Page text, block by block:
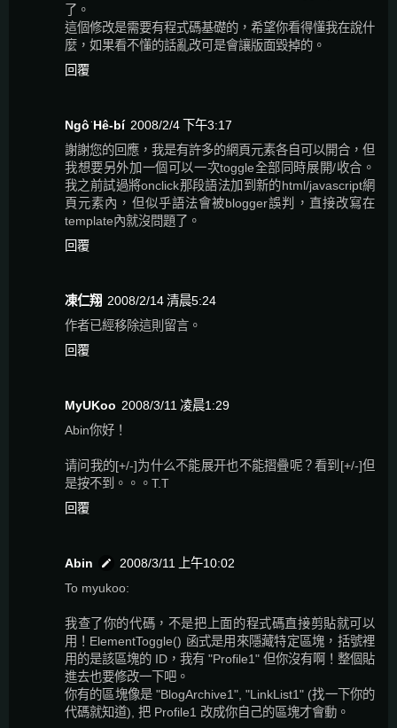
了。
這個修改是需要有程式碼基礎的，希望你看得懂我在說什
麼，如果看不懂的話亂改可是會讓版面毀掉的。
回覆
Ngô͘ Hê-bí 2008/2/4 下午3:17
謝謝您的回應，我是有許多的網頁元素各自可以開合，但
我想要另外加一個可以一次toggle全部同時展開/收合。
我之前試過將onclick那段語法加到新的html/javascript網
頁元素內，但似乎語法會被blogger誤判，直接改寫在
template內就沒問題了。
回覆
凍仁翔 2008/2/14 清晨5:24
作者已經移除這則留言。
回覆
MyUKoo 2008/3/11 凌晨1:29
Abin你好！
请问我的[+/-]为什么不能展开也不能摺疊呢？看到[+/-]但
是按不到。。。T.T
回覆
Abin
2008/3/11 上午10:02
To myukoo:
我查了你的代碼，不是把上面的程式碼直接剪貼就可以
用！ElementToggle() 函式是用來隱藏特定區塊，括號裡
用的是該區塊的 ID，我有 "Profile1" 但你沒有啊！整個貼
進去也要修改一下吧。
你有的區塊像是 "BlogArchive1", "LinkList1" (找一下你的
代碼就知道), 把 Profile1 改成你自己的區塊才會動。